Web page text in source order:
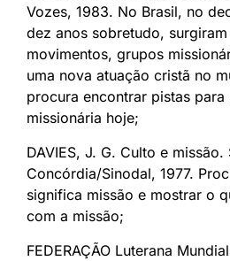
Vozes, 1983. No Brasil, no
dez anos sobretudo,
movimentos, grupos
uma nova atuação cristã no
procura encontrar pistas para
missionária hoje;
DAVIES, J. G. Culto e
Concórdia/Sinodal, 1977.
significa missão e mostrar o
com a missão;
FEDERAÇÃO Luterana